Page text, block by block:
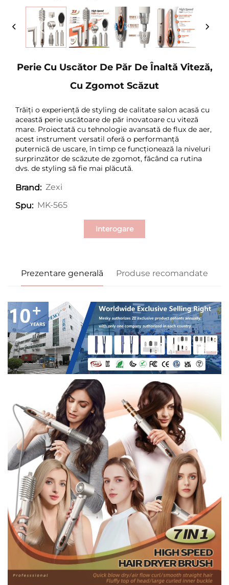
Perie Cu Uscător De Păr De Înaltă Viteză,
Cu Zgomot Scăzut
Trăiți o experiență de styling de calitate salon acasă cu
această perie uscătoare de păr inovatoare cu viteză
mare. Proiectată cu tehnologie avansată de flux de aer,
acest instrument versatil oferă o performanță
puternică de uscare, în timp ce funcționează la niveluri
surprinzător de scăzute de zgomot, făcând ca rutina
dvs. de styling să fie mai plăcută.
Brand: Zexi
Spu: MK-565
Interogare
Prezentare generală Produse recomandate